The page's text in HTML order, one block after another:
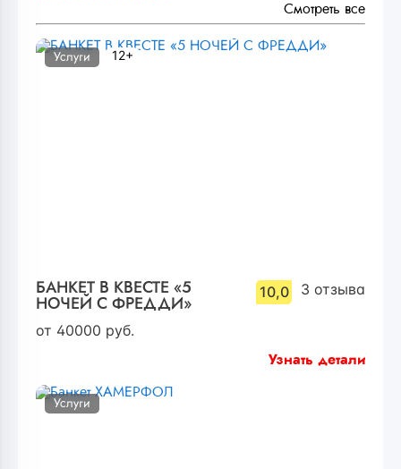
Смотреть все
БАНКЕТ В КВЕСТЕ «5
НОЧЕЙ С ФРЕДДИ»
10,0 3 отзыва
от 40000 руб.
Услуги 12+
Узнать детали
Услуги